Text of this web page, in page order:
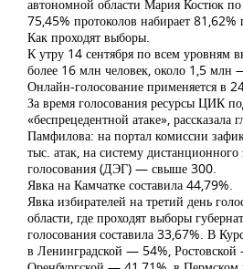
автономной области Мария Костюк по
75,45% протоколов набирает 81,62%
Как проходят выборы.
К утру 14 сентября по всем уровням
более 16 млн человек, около 1,5 млн
Онлайн-голосование применяется в
За время голосования ресурсы ЦИК
«беспрецедентной атаке»,
Памфилова: на портал комиссии
тыс. атак, на систему дистанционного
голосования (ДЭГ) — свыше 300.
Явка на Камчатке составила 44,79%.
Явка избирателей на третий день
области, где проходят выборы
голосования составила 33,67%. В
в Ленинградской — 54%,